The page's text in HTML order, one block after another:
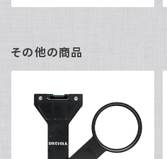
その他の商品